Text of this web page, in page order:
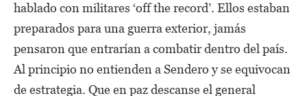
hablado con militares ‘off the record’. Ellos estaban
preparados para una guerra exterior, jamás
pensaron que entrarían a combatir dentro del país.
Al principio no entienden a Sendero y se equivocan
de estrategia. Que en paz descanse el general